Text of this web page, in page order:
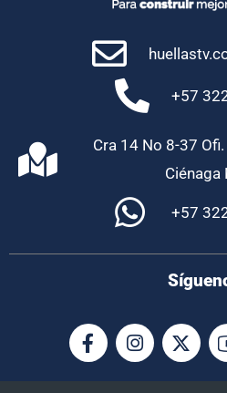
+57
Cra 14 No 8-37
Ciénaga
+57